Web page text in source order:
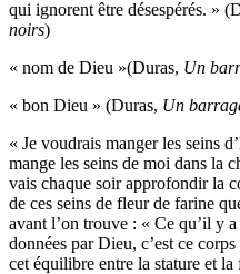
qui ignorent être désespérés. »
noirs)
« nom de Dieu »(Duras, Un
« bon Dieu » (Duras, Un
« Je voudrais manger les seins
mange les seins de moi dans la
vais chaque soir approfondir la
de ces seins de fleur de farine
avant l’on trouve : « Ce qu’il y
données par Dieu, c’est ce
cet équilibre entre la stature et